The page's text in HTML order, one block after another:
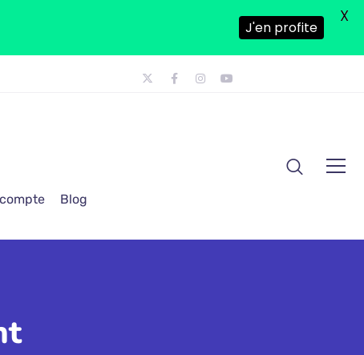
compte Blog
J'en profite
X